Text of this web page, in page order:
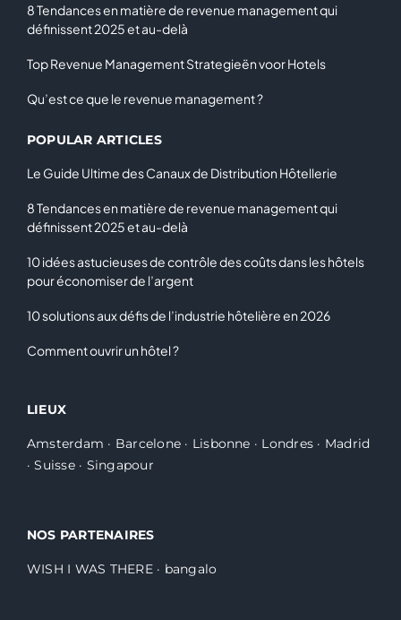
8 Tendances en matière de revenue management qui
définissent 2025 et au-delà
Top Revenue Management Strategieën voor Hotels
Qu’est ce que le revenue management ?
POPULAR ARTICLES
Le Guide Ultime des Canaux de Distribution Hôtellerie
8 Tendances en matière de revenue management qui
définissent 2025 et au-delà
10 idées astucieuses de contrôle des coûts dans les hôtels
pour économiser de l’argent
10 solutions aux défis de l’industrie hôtelière en 2026
Comment ouvrir un hôtel ?
LIEUX
Amsterdam · Barcelone · Lisbonne · Londres · Madrid
·Suisse· Singapour
NOS PARTENAIRES
WISH I WAS THERE· bangalo